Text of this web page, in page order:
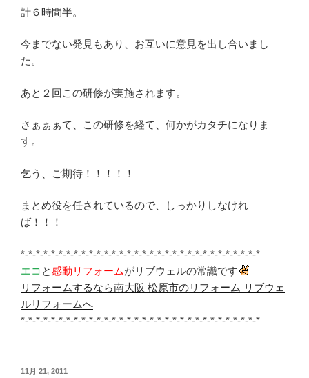
計６時間半。
今までない発見もあり、お互いに意見を出し合いまし
た。
あと２回この研修が実施されます。
さぁぁぁて、この研修を経て、何かがカタチになりま
す。
乞う、ご期待！！！！！
まとめ役を任されているので、しっかりしなけれ
ば！！！
*-*-*-*-*-*-*-*-*-*-*-*-*-*-*-*-*-*-*-*-*-*-*-*-*-*-*-*-*-*-*-*
エコ と感動リフォームがリブウェルの常識です
リフォームするなら南大阪 松原市のリフォーム リブウェ
ルリフォームへ
*-*-*-*-*-*-*-*-*-*-*-*-*-*-*-*-*-*-*-*-*-*-*-*-*-*-*-*-*-*-*-*
投
11月 21, 2011